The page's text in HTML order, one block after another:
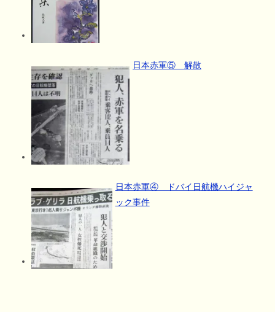
日本赤軍⑤ 解散
日本赤軍④ ドバイ日航機ハイジャ
ック事件